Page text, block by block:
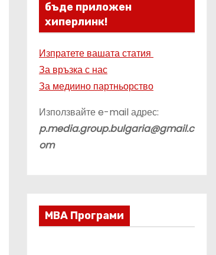
бъде приложен
хиперлинк!
Изпратете вашата статия
За връзка с нас
За медиино партньорство
Използвайте e-mail адрес:
p.media.group.bulgaria@gmail.c
om
МВА Програми